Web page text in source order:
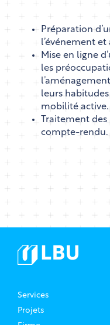
Préparation
l’événement
Mise en ligne
les
leurs
mobilité active.
Traitement
compte-rendu.
Services
Projets